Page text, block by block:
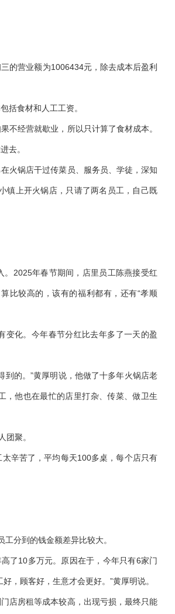
的营业额为1006434元，除去成本后盈利
括食材和人工工资。
不经营就歇业，所以只计算了食材成本。
去。
火锅店干过传菜员、服务员、学徒，深知
镇上开火锅店，只请了两名员工，自己既
2025年春节期间，店里员工陈燕接受红
比较高的，该有的福利都有，还有“孝顺
变化。今年春节分红比去年多了一天的盈
到的。”黄厚明说，他做了十多年火锅店老
，他也在最忙的店里打杂、传菜、做卫生
团聚。
辛苦了，平均每天100多桌，每个店只有
分到的钱金额差异比较大。
了10多万元。原因在于，今年只有6家门
，顾客好，生意才会更好。”黄厚明说。
店房租等成本较高，出现亏损，最终只能